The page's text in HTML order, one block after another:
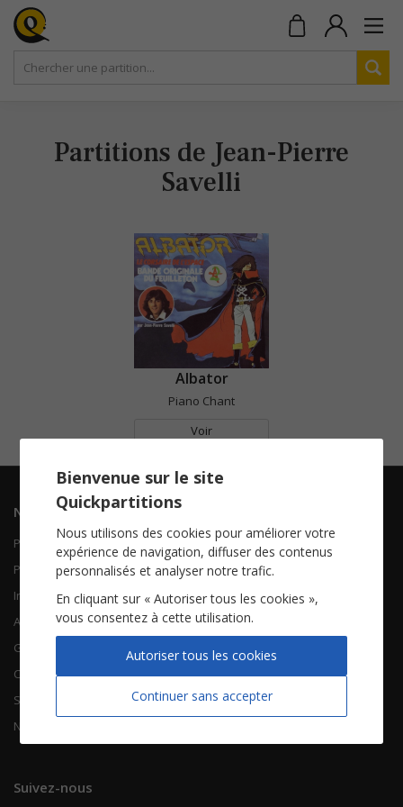
Partitions de Jean-Pierre
Savelli
Albator
Piano Chant
Voir
Navigation
Piano Chant
Piano Solo
Instruments solistes
Accordéon
Guitare
Chorales
Songbooks
Nouvelles partitions
Contactez-nous
Qui sommes-nous
FAQ
À propos
CGV
Mentions légales
Suivez-nous
Bienvenue sur le site
Quickpartitions
Nous utilisons des cookies pour améliorer votre
expérience de navigation, diffuser des contenus
personnalisés et analyser notre trafic.
En cliquant sur « Autoriser tous les cookies »,
vous consentez à cette utilisation.
Continuer sans accepter
Autoriser tous les cookies